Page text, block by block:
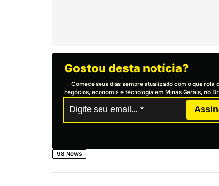
Gostou desta notícia?
→ Comece seus dias sempre atualizado com o que rola
negócios, economia e tecnologia em Minas Gerais, no
98 News